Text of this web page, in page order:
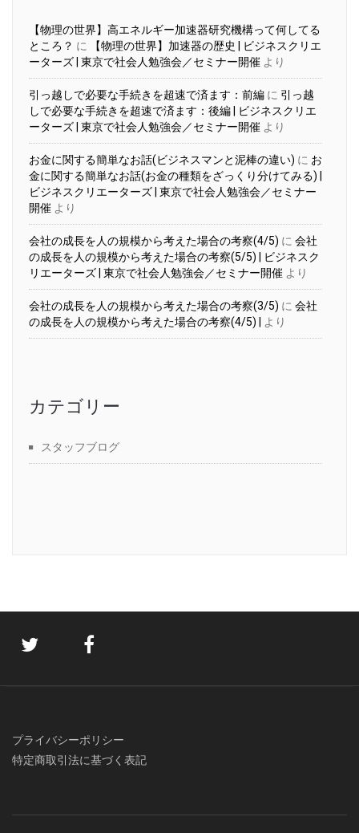
【物理の世界】高エネルギー加速器研究機構って何してる
ところ？ に
【物理の世界】加速器の歴史 | ビジネスクリエ
ーターズ | 東京で社会人勉強会／セミナー開催 より
引っ越しで必要な手続きを超速で済ます：前編 に 引っ越
しで必要な手続きを超速で済ます：後編 | ビジネスクリエ
ーターズ | 東京で社会人勉強会／セミナー開催 より
お金に関する簡単なお話(ビジネスマンと泥棒の違い) に お
金に関する簡単なお話(お金の種類をざっくり分けてみる) |
ビジネスクリエーターズ | 東京で社会人勉強会／セミナー
開催 より
会社の成長を人の規模から考えた場合の考察(4/5) に 会社
の成長を人の規模から考えた場合の考察(5/5) | ビジネスク
リエーターズ | 東京で社会人勉強会／セミナー開催 より
会社の成長を人の規模から考えた場合の考察(3/5) に 会社
の成長を人の規模から考えた場合の考察(4/5) |
より
カテゴリー
スタッフブログ
プライバシーポリシー
特定商取引法に基づく表記